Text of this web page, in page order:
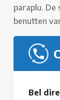
paraplu.
benutten
Bel